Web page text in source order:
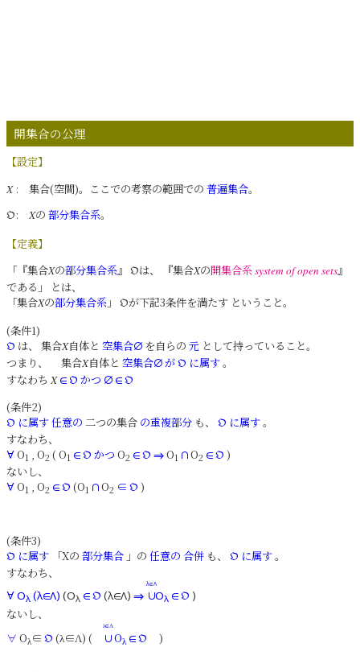
開集合の公理
【設定】
X: 集合(空間)。ここでの考察の範囲での 普遍集合。
𝔒: Xの 部分集合系。
【定義】
「『集合Xの部分集合系』 𝔒 は、 『集合Xの開集合系system of open sets』
である」 とは、
「集合Xの部分集合系 」 𝔒
が下記3条件を満たす ということ。
(条件1)
𝔒 は、 集合X自体と 空集合∅ を自らの 元 として持っていること。
つまり、 集合X自体と 空集合∅が𝔒 に属す。
すなわち X ∈𝔒 かつ ∅ ∈𝔒
(条件2)
𝔒 に属す任意の 二つの集合 の重複部分 も、 𝔒 に属す。
すなわち、
∀O1 , O2 ( O1 ∈𝔒 かつ O2 ∈𝔒 ⇒O1 ∩O2 ∈𝔒 )
ないし、
∀O1 , O2 ∈𝔒 (O1 ∩O2 ∈ 𝔒 )
(条件3)
𝔒 に属す 「Xの 部分集合 」の 任意の 合併 も、 𝔒 に属す。
すなわち、
∀Oλ(λ∈Λ) (Oλ ∈𝔒 (λ∈Λ) ⇒ ∪
λ∈Λ
Oλ ∈𝔒 )
ないし、
∀ Oλ∈ 𝔒 (λ∈Λ) ( ∪
λ∈ Λ
Oλ ∈𝔒 )